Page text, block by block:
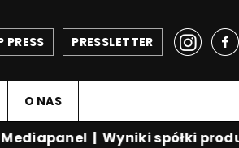
PRESSLETTER
PRESS
O NAS
|Wyniki spółki